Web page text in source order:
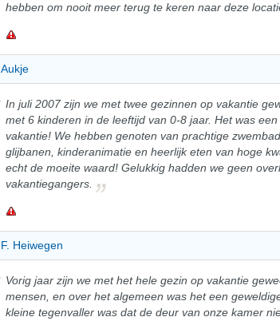
hebben om nooit meer terug te keren naar deze
Aukje
In juli 2007 zijn we met twee gezinnen op vakantie
met 6 kinderen in de leeftijd van 0-8 jaar. Het was
vakantie! We hebben genoten van prachtige
glijbanen, kinderanimatie en heerlijk eten van hoge
echt de moeite waard! Gelukkig hadden we geen
vakantiegangers.
F. Heiwegen
Vorig jaar zijn we met het hele gezin op vakantie
mensen, en over het algemeen was het een
kleine tegenvaller was dat de deur van onze kamer